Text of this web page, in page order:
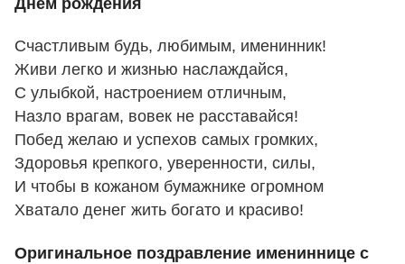
Счастливым будь, любимым, именинник!
Живи легко и жизнью наслаждайся,
С улыбкой, настроением отличным,
Назло врагам, вовек не расставайся!
Побед желаю и успехов самых громких,
Здоровья крепкого, уверенности, силы,
И чтобы в кожаном бумажнике огромном
Хватало денег жить богато и красиво!
Оригинальное поздравление имениннице с